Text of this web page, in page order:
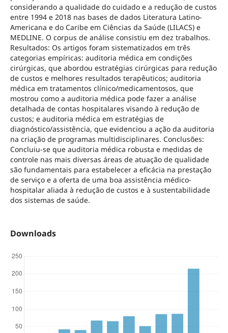
considerando a qualidade do cuidado e a redução de custos
entre 1994 e 2018 nas bases de dados Literatura Latino-
Americana e do Caribe em Ciências da Saúde (LILACS) e
MEDLINE. O corpus de análise consistiu em dez trabalhos.
Resultados: Os artigos foram sistematizados em três
categorias empíricas: auditoria médica em condições
cirúrgicas, que abordou estratégias cirúrgicas para redução
de custos e melhores resultados terapêuticos; auditoria
médica em tratamentos clínico/medicamentosos, que
mostrou como a auditoria médica pode fazer a análise
detalhada de contas hospitalares visando à redução de
custos; e auditoria médica em estratégias de
diagnóstico/assistência, que evidenciou a ação da auditoria
na criação de programas multidisciplinares. Conclusões:
Concluiu-se que auditoria médica robusta e medidas de
controle nas mais diversas áreas de atuação de qualidade
são fundamentais para estabelecer a eficácia na prestação
de serviço e a oferta de uma boa assistência médico-
hospitalar aliada à redução de custos e à sustentabilidade
dos sistemas de saúde.
Downloads